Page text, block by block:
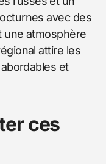
avec des
une atmosphère
attire les
et
ces